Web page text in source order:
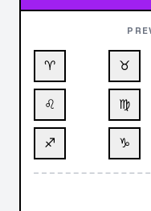
♈ ♉
♌ ♍
♐ ♑